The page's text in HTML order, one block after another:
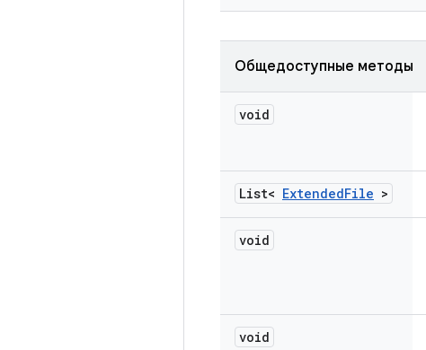
Общедоступные методы
void
List< ExtendedFile >
void
void